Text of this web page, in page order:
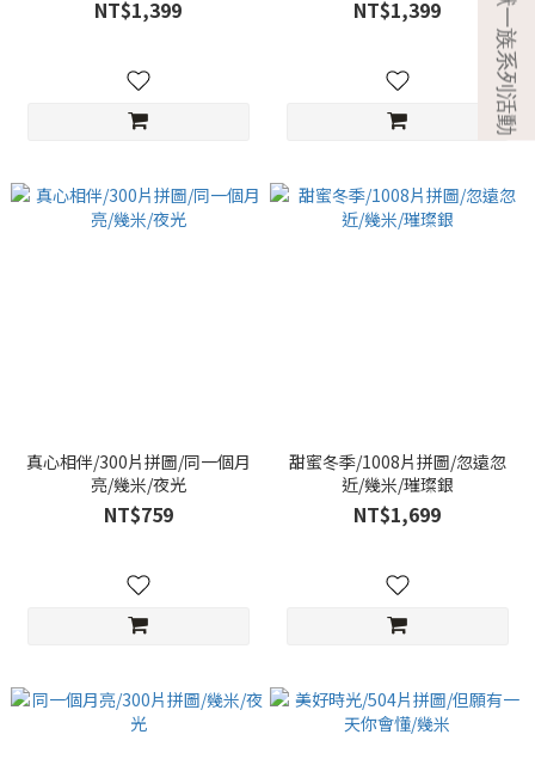
NT$1,399 NT$1,399
真心相伴/300片拼圖/同一個月
亮/幾米/夜光
NT$759
甜蜜冬季/1008片拼圖/忽遠忽
近/幾米/璀璨銀
NT$1,699